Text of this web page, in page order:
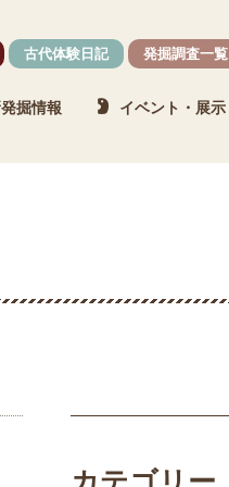
古代体験日記 発掘調査一覧
掘情報 イベント・展示